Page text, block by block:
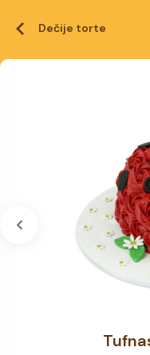
Dečije torte